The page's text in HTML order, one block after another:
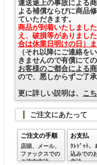
運送途上の事故による
よる補償ならびに商品
ていただきます。
商品が到着いたしまし
え、破損等がありまし
合は休業日明けの日）
（それ以降にご連絡を
きませんので有償にて
お客様のご都合による
ので、悪しからずご了承
更に詳しい説明は、 こ
ご注文にあたって
ご注文の手順
店頭、メール、
ファックスでの
ご注文方法
お支払
ｸﾚｼﾞｯﾄ、
込みでの
方法